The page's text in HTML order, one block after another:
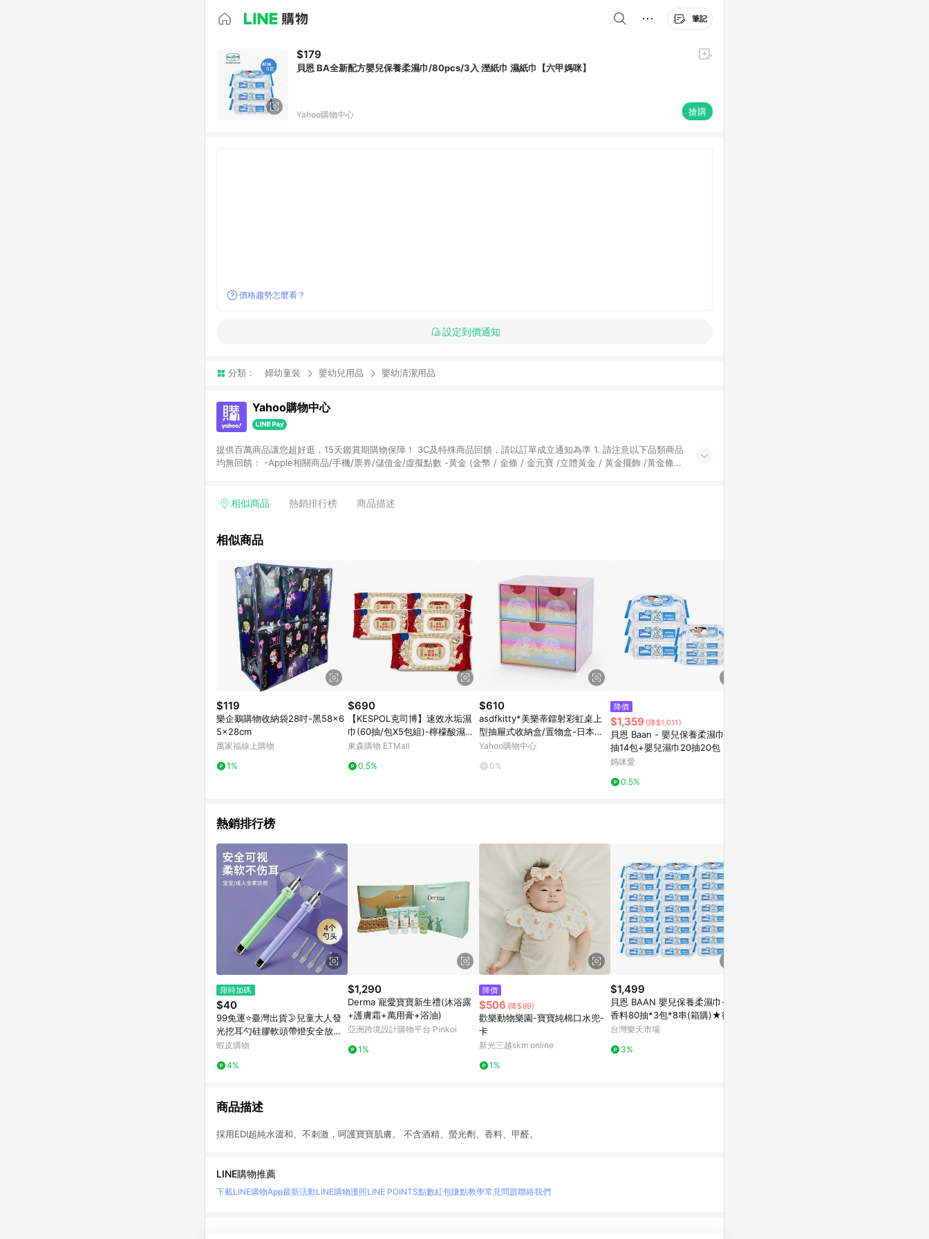
筆記
$179
貝恩 BA全新配方嬰兒保養柔濕巾/80pcs/3入 溼紙巾 濕紙巾【六甲媽咪】
Yahoo購物中心 搶購
價格趨勢怎麼看？
設定到價通知
分類： 婦幼童裝 嬰幼兒用品 嬰幼清潔用品
Yahoo購物中心
提供百萬商品讓您超好逛，15天鑑賞期購物保障！ 3C及特殊商品回饋，請以訂單成立通知為準 1. 請注意以下品類商品
均無回饋： -Apple相關商品/手機/票券/儲值金/虛擬點數 -黃金 (金幣 / 金條 / 金元寶 /立體黃金 / 黃金擺飾 /黃金條
Yahoo超贈點回饋者 - 購物中心商店之商品：商品賣場中有標示「商店」及顯示商店名稱者(指定活動店家除外) 3. 訂
相似商品 熱銷排行榜 商品描述
相似商品
$119
樂企鵝購物收納袋28吋-黑58x6
5x28cm
萬家福線上購物
1%
$690
【KESPOL克司博】速效水垢濕
巾(60抽/包X5包組)-檸檬酸濕紙
巾
東森購物 ETMall
0.5%
$610
asdfkitty*美樂蒂鐳射彩虹桌上
型抽屜式收納盒/置物盒-日本正
版商品
Yahoo購物中心
0%
降價
$1,359 (降$1,011)
貝恩 Baan - 嬰兒保養柔濕巾-80
抽14包+嬰兒濕巾20抽20包
媽咪愛
0.5%
熱銷排行榜
限時加碼
$40
99免運⭐臺灣出貨🌛兒童大人發
光挖耳勺硅膠軟頭帶燈安全放大
鏡可視寶寶專用掏耳神器 矽膠掏
蝦皮購物
4%
$1,290
Derma 寵愛寶寶新生禮(沐浴露
+護膚霜+萬用膏+浴油)
亞洲跨境設計購物平台 Pinkoi
1%
降價
$506 (降$89)
歡樂動物樂園-寶寶純棉口水兜-
卡
新光三越skm online
1%
$1,499
貝恩 BAAN 嬰兒保養柔濕巾-無
香料80抽*3包*8串(箱購)★衛立
兒生活館★
台灣樂天市場
3%
商品描述
採用EDI超純水溫和、不刺激，呵護寶寶肌膚。 不含酒精、螢光劑、香料、甲醛。
LINE購物推薦
下載LINE購物App最新活動LINE購物護照LINE POINTS點數紅包賺點教學常見問題聯絡我們